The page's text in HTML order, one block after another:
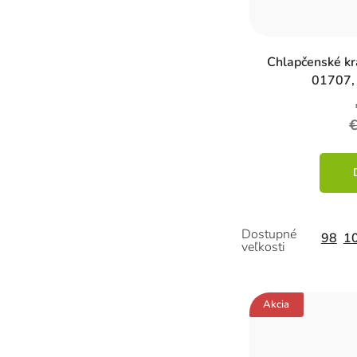
Chlapčenské
01707,
98
Akcia